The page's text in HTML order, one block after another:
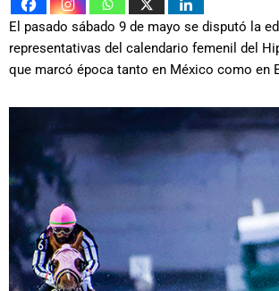
El pasado sábado 9 de mayo se disputó la
representativas del calendario femenil del
que marcó época tanto en México como en